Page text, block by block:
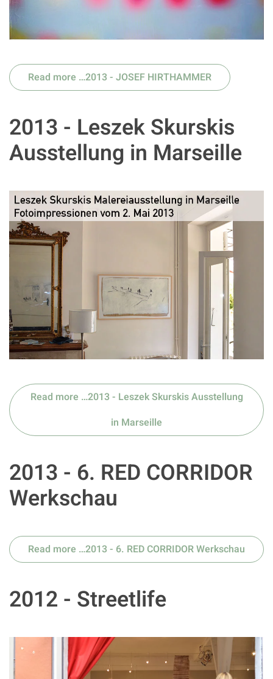
Read more …2013 - JOSEF HIRTHAMMER
2013 - Leszek Skurskis
Ausstellung in Marseille
Read more …2013 - Leszek Skurskis Ausstellung
in Marseille
2013 - 6. RED CORRIDOR
Werkschau
Read more …2013 - 6. RED CORRIDOR Werkschau
2012 - Streetlife